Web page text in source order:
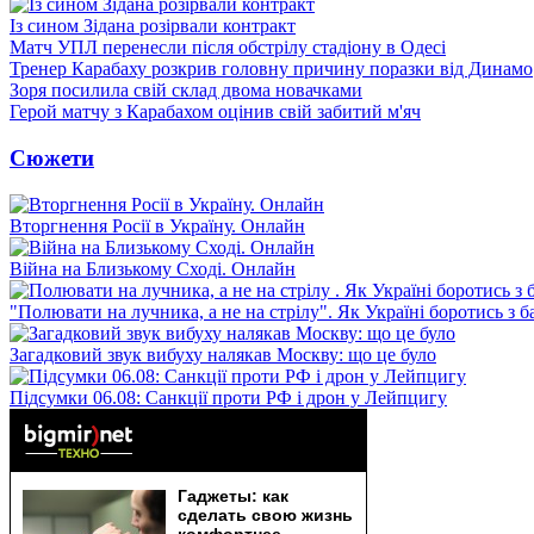
Із сином Зідана розірвали контракт
Матч УПЛ перенесли після обстрілу стадіону в Одесі
Тренер Карабаху розкрив головну причину поразки від Динамо
Зоря посилила свій склад двома новачками
Герой матчу з Карабахом оцінив свій забитий м'яч
Сюжети
Вторгнення Росії в Україну. Онлайн
Війна на Близькому Сході. Онлайн
"Полювати на лучника, а не на стрілу". Як Україні боротись з
Загадковий звук вибуху налякав Москву: що це було
Підсумки 06.08: Санкції проти РФ і дрон у Лейпцигу